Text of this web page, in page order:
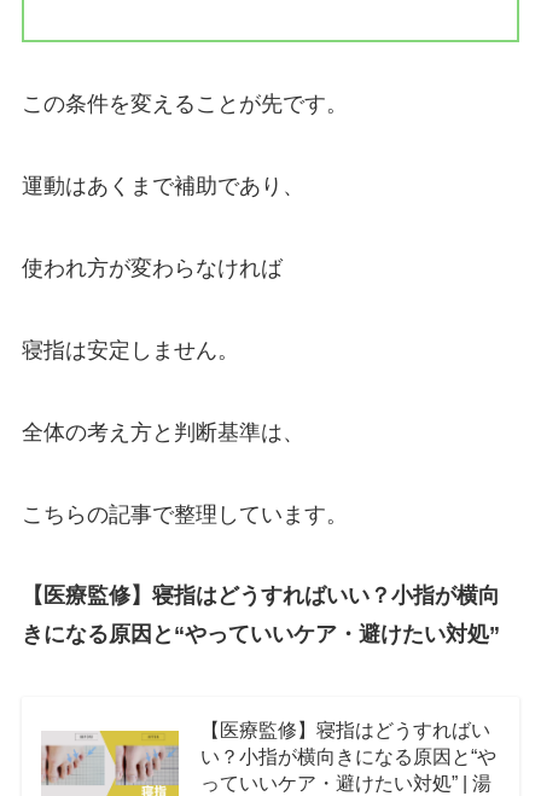
この条件を変えることが先です。
運動はあくまで補助であり、
使われ方が変わらなければ
寝指は安定しません。
全体の考え方と判断基準は、
こちらの記事で整理しています。
【医療監修】寝指はどうすればいい？小指が横向
きになる原因と“やっていいケア・避けたい対処”
【医療監修】寝指はどうすればい
い？小指が横向きになる原因と“や
っていいケア・避けたい対処” | 湯